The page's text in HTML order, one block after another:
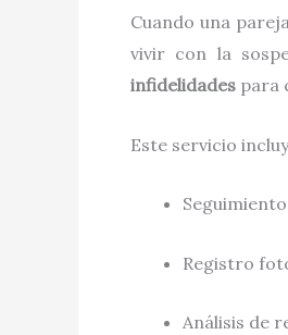
Cuando una
vivir con la
infidelidades para
Este servicio
Registro
Análisis de